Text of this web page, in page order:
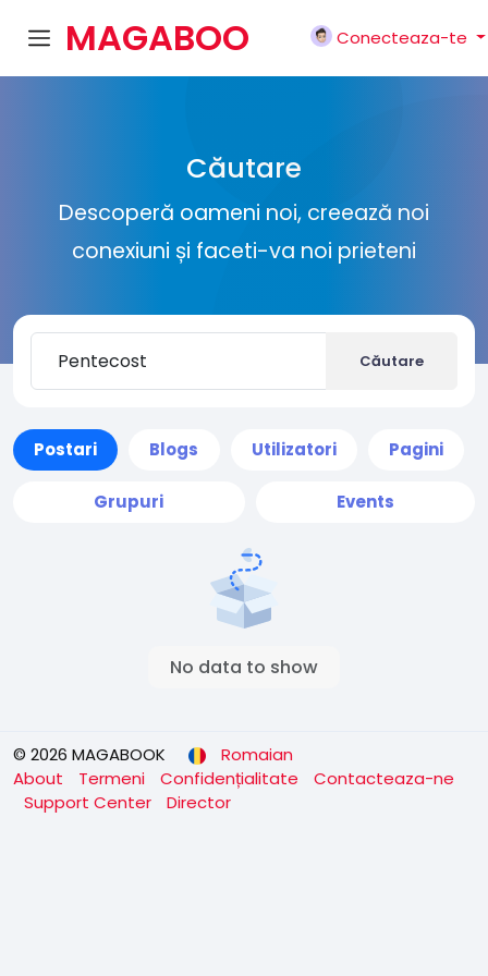
MAGABOO
Conecteaza-te
Căutare
Descoperă oameni noi, creează noi
conexiuni și faceti-va noi prieteni
Căutare
Postari Blogs Utilizatori Pagini
Grupuri Events
No data to show
© 2026 MAGABOOK
Romaian
About
Termeni Confidențialitate
Contacteaza-ne
Support Center
Director